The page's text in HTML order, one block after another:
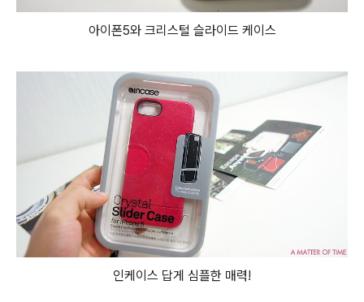
아이폰5와 크리스털 슬라이드 케이스
인케이스 답게 심플한 매력!